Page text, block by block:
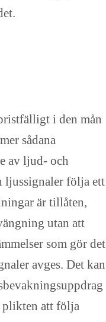
i den mån
sådana
av ljud- och
ljussignaler följa ett
är tillåten,
utan att
som gör det
avges. Det kan
plikten att följa